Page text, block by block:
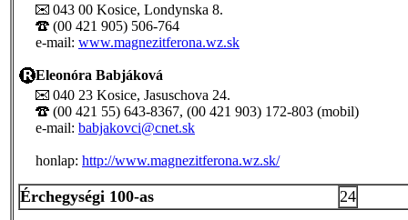
043 00 Kosice, Londynska 8.
(00 421 905) 506-764
e-mail: www.magnezitferona.wz.sk
Eleonóra Babjáková
040 23 Kosice, Jasuschova 24.
(00 421 55) 643-8367, (00 421 903) 172-803 (mobil)
e-mail: babjakovci@cnet.sk
honlap: http://www.magnezitferona.wz.sk/
Érchegységi 100-as 24